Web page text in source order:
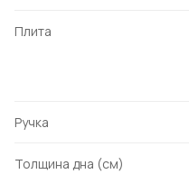
Плита
Ручка
Толщина дна (см)